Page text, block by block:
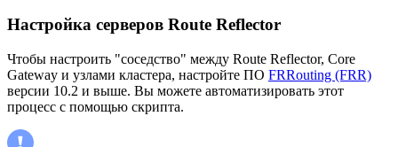
Настройка серверов Route Reflector
Чтобы настроить "соседство" между Route Reflector, Core
Gateway и узлами кластера, настройте ПО FRRouting (FRR)
версии 10.2 и выше. Вы можете автоматизировать этот
процесс с помощью скрипта.